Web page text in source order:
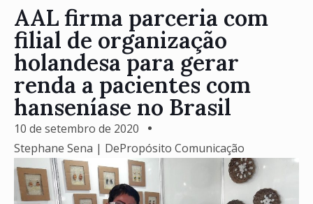
AAL firma parceria com
filial de organização
holandesa para gerar
renda a pacientes com
hanseníase no Brasil
10 de setembro de 2020
Stephane Sena | DePropósito Comunicação